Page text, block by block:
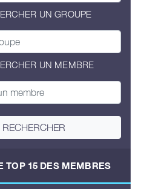
UN GROUPE
UN MEMBRE
RECHERCHER
TOP 15 DES MEMBRES